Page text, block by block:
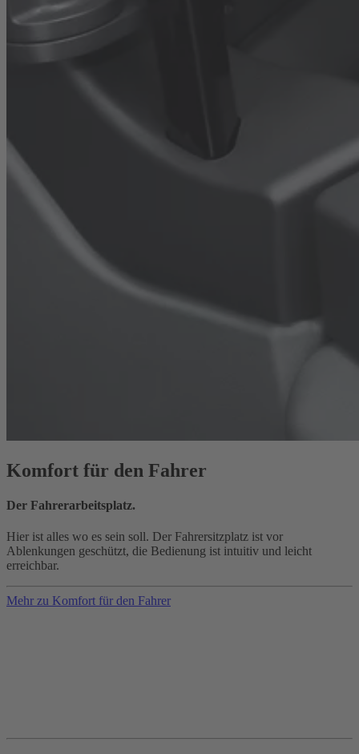
Komfort für den Fahrer
Der Fahrerarbeitsplatz.
Hier ist alles wo es sein soll. Der Fahrersitzplatz ist vor
Ablenkungen geschützt, die Bedienung ist intuitiv und leicht
erreichbar.
Mehr zu Komfort für den Fahrer